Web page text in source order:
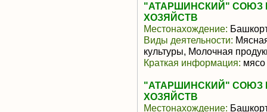
"АТАРШИНСКИЙ" СОЮЗ
ХОЗЯЙСТВ
Местонахождение:
Виды деятельности:
культуры, Молочная
Краткая информация: мясо
"АТАРШИНСКИЙ" СОЮЗ
ХОЗЯЙСТВ
Местонахождение: